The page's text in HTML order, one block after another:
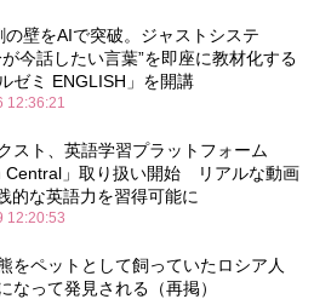
の壁をAIで突破。ジャストシステ
が今話したい言葉”を即座に教材化する
ゼミ ENGLISH」を開講
12:36:21
スト、英語学習プラットフォーム
Central」取り扱い開始 リアルな動画
的な英語力を習得可能に
12:20:53
をペットとして飼っていたロシア人
なって発見される（再掲）